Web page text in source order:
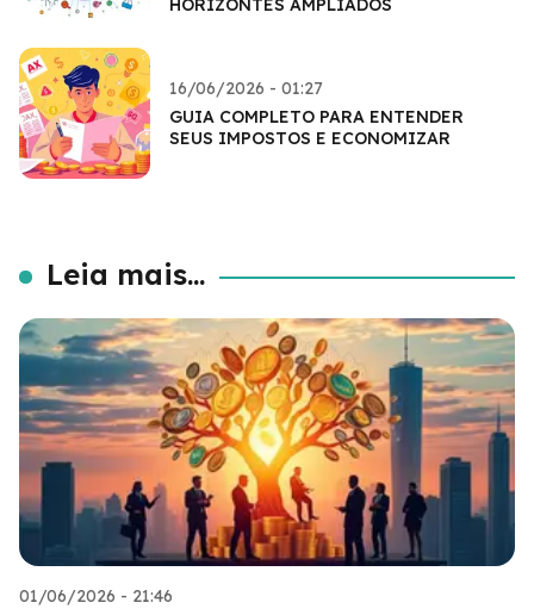
HORIZONTES AMPLIADOS
16/06/2026 - 01:27
GUIA COMPLETO PARA ENTENDER
SEUS IMPOSTOS E ECONOMIZAR
Leia mais...
01/06/2026 - 21:46